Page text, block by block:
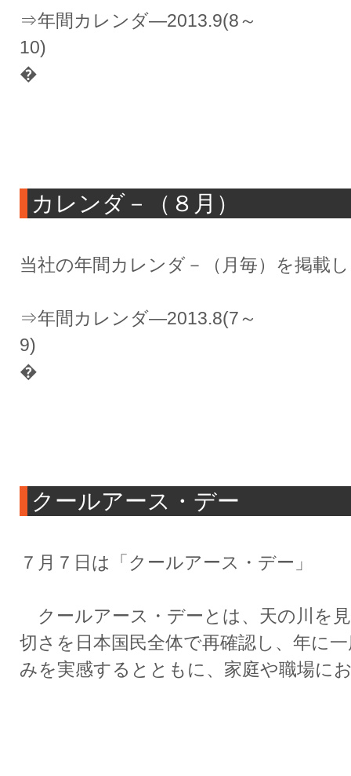
⇒年間カレンダ―2013.9(8～
�
カレンダ－（８月）
当社の年間カレンダ－（月毎）を掲載
⇒年間カレンダ―2013.8(7～
�
クールアース・デー
７月７日は「クールアース・デー」
クールアース・デーとは、天の川を
切さを日本国民全体で再確認し、年に
みを実感するとともに、家庭や職場に